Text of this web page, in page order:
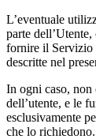
L’eventuale
parte
fornire il Servizio
descritte nel
In ogni caso, non
dell’utente, e le
esclusivamente
che lo richiedono.